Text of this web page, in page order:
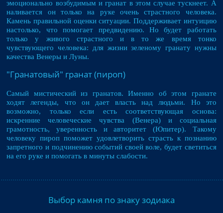
эмоционально возбудимым и гранат в этом случае тускнеет. А
наливается он только на руке очень страстного человека.
Камень правильной оценки ситуации. Поддерживает интуицию
настолько, что помогает предвидению. Но будет работать
только у живого страстного и в то же время тонко
чувствующего человека: для жизни зеленому гранату нужны
качества Венеры и Луны.
"Гранатовый" гранат (пироп)
Самый мистический из гранатов. Именно об этом гранате
ходят легенды, что он дает власть над людьми. Но это
возможно, только если есть соответствующая основа:
искренние человеческие чувства (Венера) и социальная
грамотность, уверенность и авторитет (Юпитер). Такому
человеку пироп поможет удовлетворить страсть к познанию
запретного и подчинению событий своей воле, будет светиться
на его руке и помогать в минуты слабости.
Выбор камня по знаку зодиака